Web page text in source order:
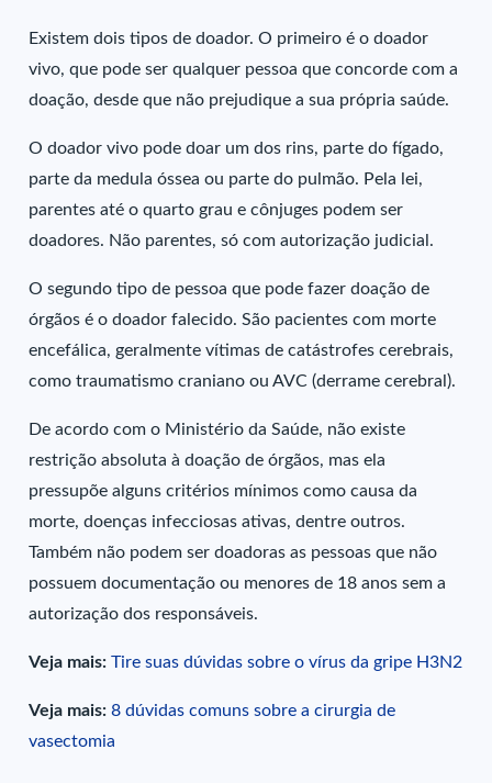
Existem dois tipos de doador. O primeiro é o doador
vivo, que pode ser qualquer pessoa que concorde com a
doação, desde que não prejudique a sua própria saúde.
O doador vivo pode doar um dos rins, parte do fígado,
parte da medula óssea ou parte do pulmão. Pela lei,
parentes até o quarto grau e cônjuges podem ser
doadores. Não parentes, só com autorização judicial.
O segundo tipo de pessoa que pode fazer doação de
órgãos é o doador falecido. São pacientes com morte
encefálica, geralmente vítimas de catástrofes cerebrais,
como traumatismo craniano ou AVC (derrame cerebral).
De acordo com o Ministério da Saúde, não existe
restrição absoluta à doação de órgãos, mas ela
pressupõe alguns critérios mínimos como causa da
morte, doenças infecciosas ativas, dentre outros.
Também não podem ser doadoras as pessoas que não
possuem documentação ou menores de 18 anos sem a
autorização dos responsáveis.
Veja mais: Tire suas dúvidas sobre o vírus da gripe H3N2
Veja mais: 8 dúvidas comuns sobre a cirurgia de
vasectomia